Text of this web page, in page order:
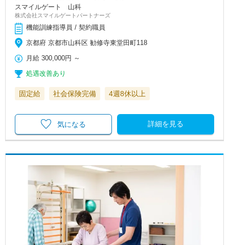
スマイルゲート 山科
株式会社スマイルゲートパートナーズ
機能訓練指導員 / 契約職員
京都府 京都市山科区 勧修寺東堂田町118
月給 300,000円 ～
処遇改善あり
固定給 社会保険完備 4週8休以上
詳細を見る
気になる